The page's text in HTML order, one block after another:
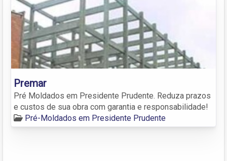
Premar
Pré Moldados em Presidente Prudente. Reduza prazos
e custos de sua obra com garantia e responsabilidade!
Pré-Moldados em Presidente Prudente